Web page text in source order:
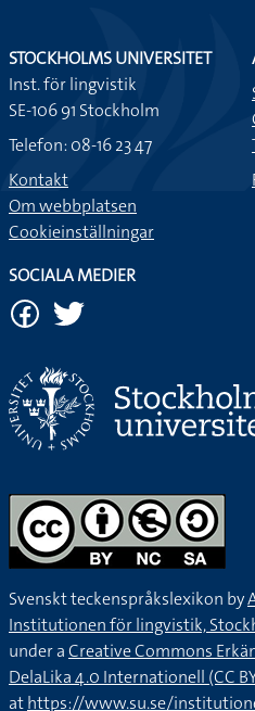
STOCKHOLMS UNIVERSITET
Inst. för lingvistik
SE-106 91 Stockholm
Telefon: 08-16 23 47
Kontakt
Om webbplatsen
Cookieinställningar
SOCIALA MEDIER
Svenskt teckenspråkslexikon by
Institutionen för lingvistik,
under aCreative Commons
DelaLika 4.0 Internationell (CC
athttps://www.su.se/